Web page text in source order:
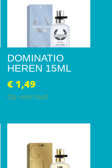
DOMINATIO
HEREN 15ML
€ 1,49
Op voorraad